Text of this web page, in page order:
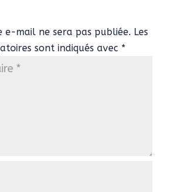
e-mail ne sera pas publiée. Les
sont indiqués avec *